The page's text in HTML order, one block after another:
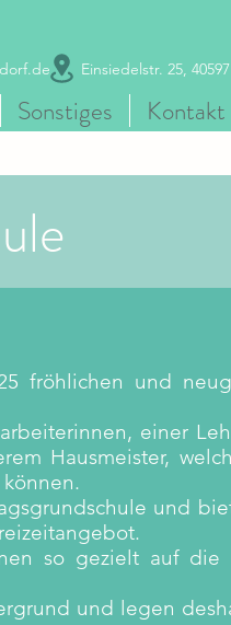
Einsiedelstr. 25, 40597
Sonstiges Kontakt
fröhlichen und
einer
Hausmeister,
und
so gezielt auf die
und legen